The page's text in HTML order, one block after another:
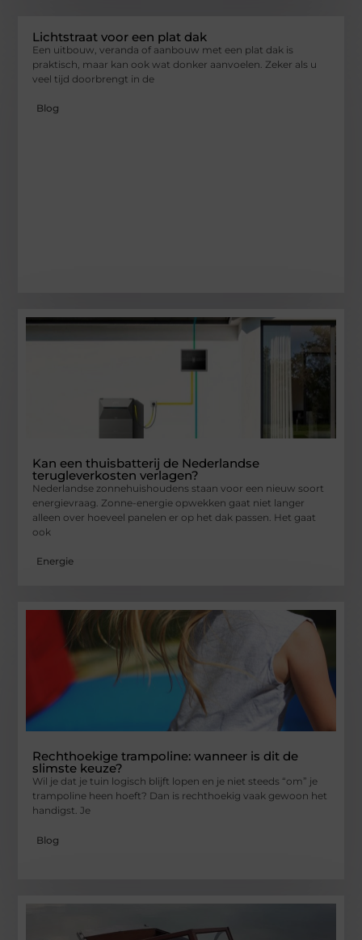
Lichtstraat voor een plat dak
Een uitbouw, veranda of aanbouw met een plat dak is
praktisch, maar kan ook wat donker aanvoelen. Zeker als u
veel tijd doorbrengt in de
Blog
Kan een thuisbatterij de Nederlandse
terugleverkosten verlagen?
Nederlandse zonnehuishoudens staan voor een nieuw soort
energievraag. Zonne-energie opwekken gaat niet langer
alleen over hoeveel panelen er op het dak passen. Het gaat
ook
Energie
Rechthoekige trampoline: wanneer is dit de
slimste keuze?
Wil je dat je tuin logisch blijft lopen en je niet steeds “om” je
trampoline heen hoeft? Dan is rechthoekig vaak gewoon het
handigst. Je
Blog